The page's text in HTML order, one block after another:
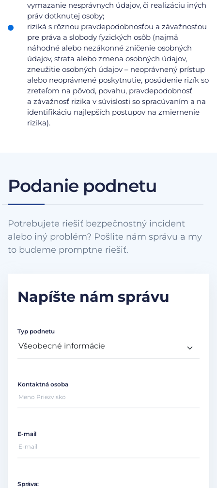
vymazanie nesprávnych údajov, či realizáciu iných
práv dotknutej osoby;
riziká s rôznou pravdepodobnosťou a závažnosťou
pre práva a slobody fyzických osôb (najmä
náhodné alebo nezákonné zničenie osobných
údajov, strata alebo zmena osobných údajov,
zneužitie osobných údajov – neoprávnený prístup
alebo neoprávnené poskytnutie, posúdenie rizík so
zreteľom na pôvod, povahu, pravdepodobnosť
a závažnosť rizika v súvislosti so spracúvaním a na
identifikáciu najlepších postupov na zmiernenie
rizika).
Podanie podnetu
Potrebujete riešiť bezpečnostný incident
alebo iný problém? Pošlite nám správu a my
to budeme promptne riešiť.
Napíšte nám správu
Typ podnetu
Kontaktná osoba
E-mail
Správa: